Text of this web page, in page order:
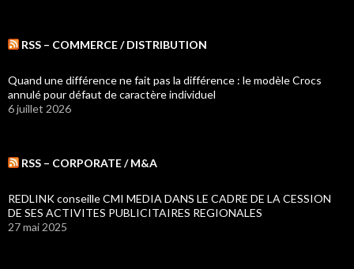
RSS – COMMERCE / DISTRIBUTION
Quand une différence ne fait pas la différence : le modèle Crocs
annulé pour défaut de caractère individuel
6 juillet 2026
RSS – CORPORATE / M&A
REDLINK conseille CMI MEDIA DANS LE CADRE DE LA CESSION
DE SES ACTIVITES PUBLICITAIRES REGIONALES
27 mai 2025